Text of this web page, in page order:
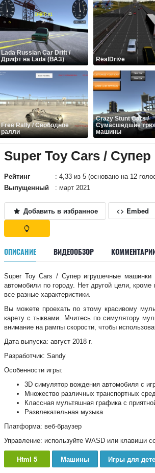
Lada Russian Car Drift /
Дрифт на Lada (ВАЗ)
RealDrive
Free Rally / Свободное
ралли
Crazy Stunt Cars /
Сумасшедшие
машины
Super Toy Cars /
Рейтинг
: 4,33 из 5 (основано на 12
Выпущенный
: март 2021
Добавить в избранное <> Embed
ОПИСАНИЕ ВИДЕООБЗОР
Super Toy Cars / Супер игрушечные
автомобили по городу. Нет другой цели,
все разные характеристики.
Вы можете проехать по этому красивому
карету с тыквами. Мчитесь по симулятору
внимание на рампы скорости, чтобы
Дата выпуска: август 2018 г.
Разработчик: Sandy
Особенности игры:
3D симулятор вождения автомобиля с
Множество различных транспортных
Классная мультяшная графика с
Развлекательная музыка
Платформа: веб-браузер
Управление: используйте WASD или клавиши
Html 5 Машины Игры для